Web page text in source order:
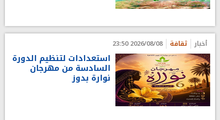
أخبار ثقافة 2026/08/08 23:50
استعدادات لتنظيم الدورة
السادسة من مهرجان
نوارة بدوز